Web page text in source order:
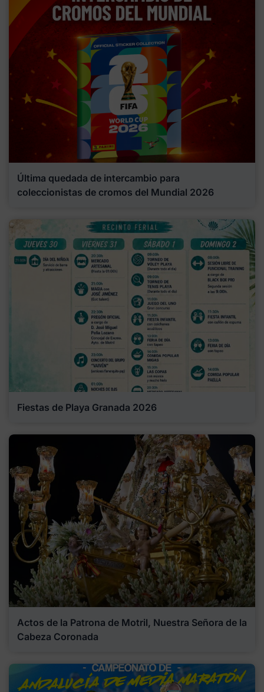
Última quedada de intercambio para
coleccionistas de cromos del Mundial 2026
Fiestas de Playa Granada 2026
Actos de la Patrona de Motril, Nuestra Señora de la
Cabeza Coronada